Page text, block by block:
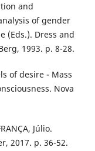
and
of gender
(Eds.). Dress and
1993. p. 8-28.
of desire - Mass
Nova
Júlio.
2017. p. 36-52.